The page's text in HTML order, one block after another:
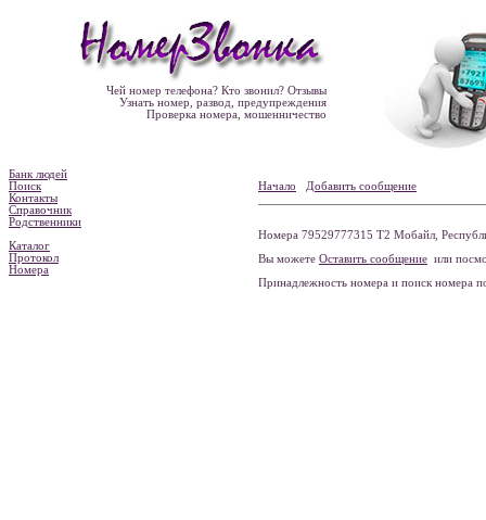
Чей номер телефона? Кто звонил? Отзывы
Узнать номер, развод, предупреждения
Проверка номера, мошенничество
Банк людей
Поиск
Контакты
Справочник
Родственники
Каталог
Протокол
Номера
Начало Добавить сообщение
Номера 79529777315 Т2 Мобайл,
Вы можете Оставить сообщение или
Принадлежность номера и поиск номера